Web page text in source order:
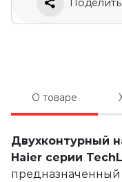
О товаре
Двухконтурный
Haier серии